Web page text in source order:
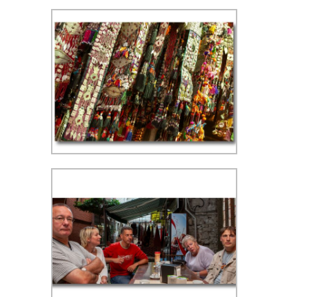
Kapalıçarşı (Grote Bazaar) - ISO
800, f/5,6, 1/80 sec, 24 mm, WB
kunstlicht
Kapalıçarşı (Grote Bazaar) - ISO